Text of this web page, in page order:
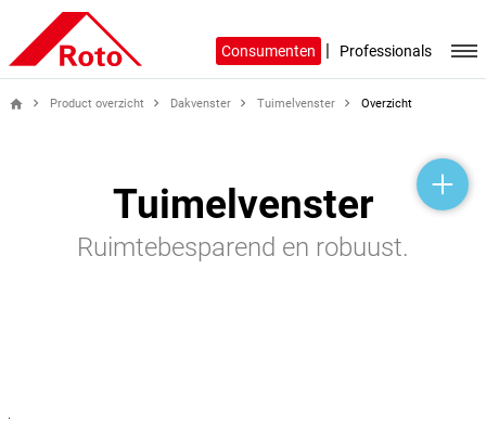
Consumenten | Professionals
help_outline
headset_mic
mail_outline
home Product overzicht Dakvenster Tuimelvenster Overzicht
Tuimelvenster
Ruimtebesparend en robuust.